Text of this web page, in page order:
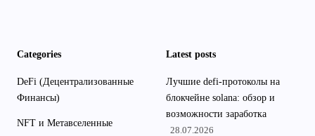
Categories
DeFi (Децентрализованные
Финансы)
NFT и Метавселенные
Latest posts
Лучшие defi-протоколы на
блокчейне solana: обзор и
возможности заработка
28.07.2026